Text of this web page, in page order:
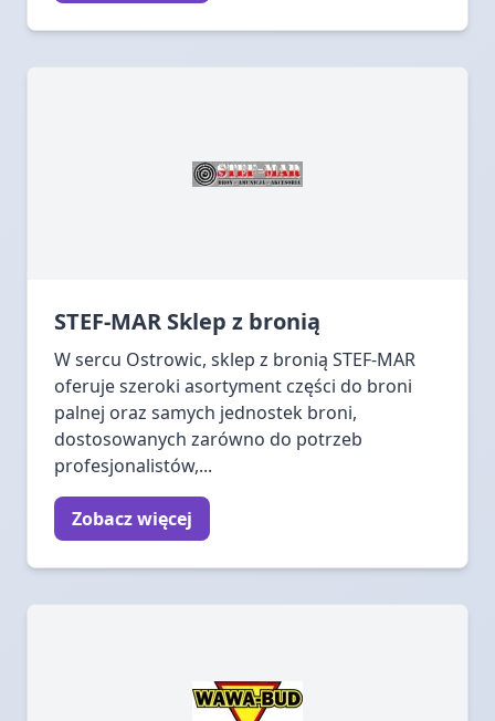
STEF-MAR Sklep z bronią
W sercu Ostrowic, sklep z bronią STEF-MAR
oferuje szeroki asortyment części do broni
palnej oraz samych jednostek broni,
dostosowanych zarówno do potrzeb
profesjonalistów,...
Zobacz więcej